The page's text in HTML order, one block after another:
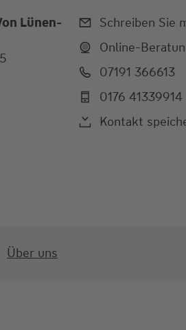
Lünen-
Schreiben Sie
Online-
07191 366613
0176 41339914
Kontakt
Über uns